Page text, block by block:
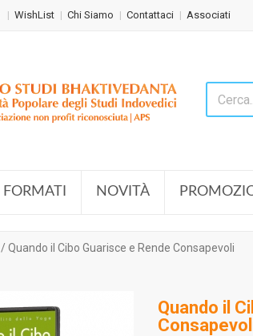
WishList Chi Siamo Contattaci Associati
FORMATI NOVITÀ
Quando il Cibo Guarisce e Rende Consapevoli
Quando il